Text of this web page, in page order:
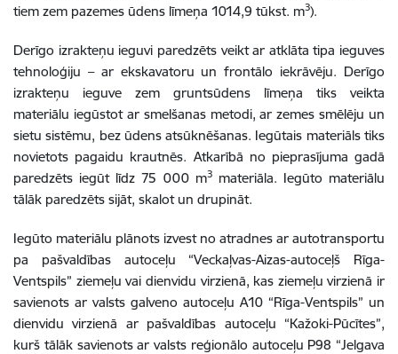
tiem zem pazemes ūdens līmeņa 1014,9 tūkst. m3).
Derīgo izrakteņu ieguvi paredzēts veikt ar atklāta tipa ieguves
tehnoloģiju – ar ekskavatoru un frontālo iekrāvēju. Derīgo
izrakteņu ieguve zem gruntsūdens līmeņa tiks veikta
materiālu iegūstot ar smelšanas metodi, ar zemes smēlēju un
sietu sistēmu, bez ūdens atsūknēšanas. Iegūtais materiāls tiks
novietots pagaidu krautnēs. Atkarībā no pieprasījuma gadā
paredzēts iegūt līdz 75 000 m3materiāla. Iegūto materiālu
tālāk paredzēts sijāt, skalot un drupināt.
Iegūto materiālu plānots izvest no atradnes ar autotransportu
pa pašvaldības autoceļu “Veckaļvas-Aizas-autoceļš Rīga-
Ventspils” ziemeļu vai dienvidu virzienā, kas ziemeļu virzienā ir
savienots ar valsts galveno autoceļu A10 “Rīga-Ventspils” un
dienvidu virzienā ar pašvaldības autoceļu “Kažoki-Pūcītes”,
kurš tālāk savienots ar valsts reģionālo autoceļu P98 “Jelgava